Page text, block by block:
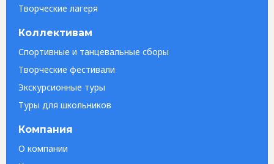
Творческие лагеря
Коллективам
Спортивные и танцевальные сборы
Творческие фестивали
Экскурсионные туры
Туры для школьников
Компания
О компании